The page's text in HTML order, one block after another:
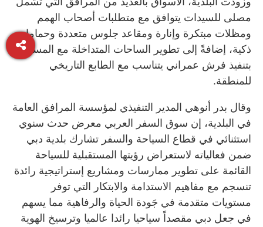
مصلى للسيدات يتوافق مع متطلبات أصحاب الهمم
ومظلات مبتكرة وإنارة ومقاعد جلوس متعددة وحمامات
ذكية، إضافةً إلى تطوير الساحات المتداخلة مع المسارات
بتنفيذ فرش عمراني يتناسب مع الطابع التاريخي
للمنطقة.
وقال بدر أنوهي المدير التنفيذي لمؤسسة المرافق العامة
في البلدية، إن سوق السفر العربي معرض حدث سنوي
استثنائي في قطاع السياحة والسفر تشارك بلدية دبي
ضمن فعالياته لاستعراض رؤيتها المستقبلية للسياحة
القائمة على تطوير ممارسات ومشاريع إستراتيجية رائدة
تنسجم مع مفاهيم الاستدامة والابتكار التي توفر
مستويات متقدمة في جَودة الحياة والرفاهية مما يسهم
في جعل دبي مقصداً سياحيا رائدا عالميا وترسيخ الهوية